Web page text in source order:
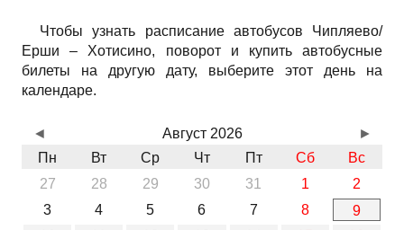
Чтобы узнать расписание автобусов Чипляево/
Ерши – Хотисино, поворот и купить автобусные
билеты на другую дату, выберите этот день на
календаре.
Август 2026
Пн
Вт Ср Чт Пт Сб
Вс
27
28 29 30 31 1
2
3
4 5 6 7 8
9
◄ ►